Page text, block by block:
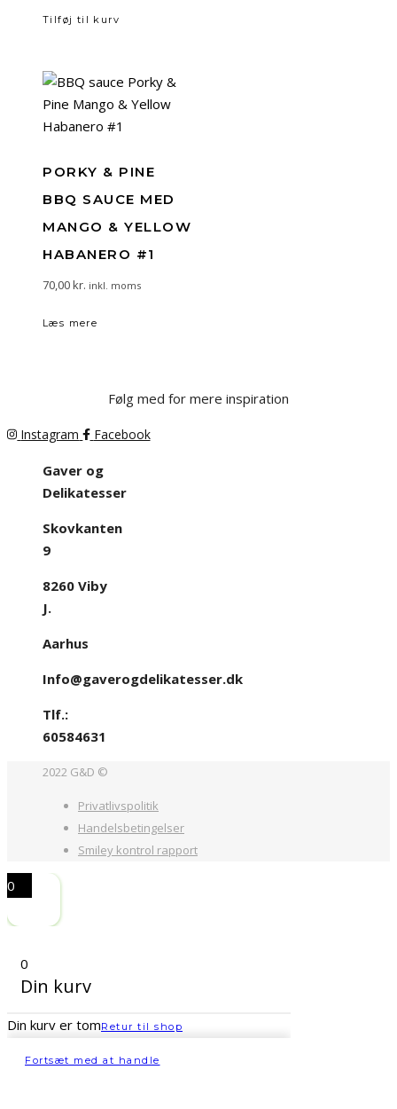
Tilføj til kurv
PORKY & PINE
BBQ SAUCE MED
MANGO & YELLOW
HABANERO #1
70,00kr. inkl. moms
Læs mere
Følg med for mere inspiration
Instagram Facebook
Gaver og
Delikatesser
Skovkanten
9
8260 Viby
J.
Aarhus
Info@gaverogdelikatesser.dk
Tlf.:
60584631
2022 G&D ©
Privatlivspolitik
Handelsbetingelser
Smiley kontrol rapport
0
0
Din kurv
Din kurv er tomRetur til shop
Fortsæt med at handle